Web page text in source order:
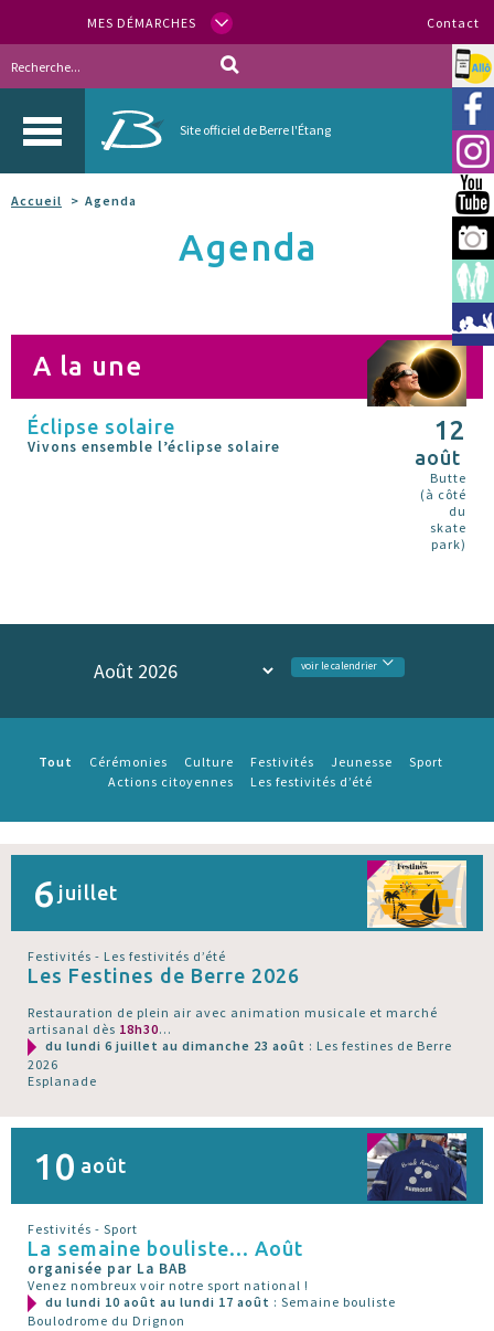
MES DÉMARCHES Contact
Site officiel de Berre l'Étang
Allo
Accueil Agenda
Agenda
A la une
Éclipse solaire
Vivons ensemble l’éclipse solaire
12
août
Butte
(à côté
du
skate
park)
voir le calendrier
Tout Cérémonies Culture Festivités Jeunesse
Sport
Actions citoyennes
Les festivités d’été
6 juillet
Festivités - Les festivités d’été
Les Festines de Berre 2026
Restauration de plein air avec animation musicale et marché
artisanal dès 18h30...
du lundi 6 juillet au dimanche 23 août : Les festines de Berre
2026
Esplanade
10 août
Festivités - Sport
La semaine bouliste... Août
organisée par La BAB
Venez nombreux voir notre sport national !
du lundi 10 août au lundi 17 août : Semaine bouliste
Boulodrome du Drignon